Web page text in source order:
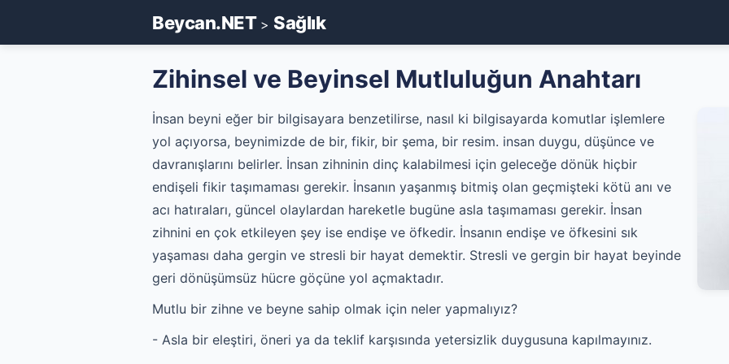
Beycan.NET> Sağlık
Zihinsel ve Beyinsel Mutluluğun Anahtarı
İnsan beyni eğer bir bilgisayara benzetilirse, nasıl ki bilgisayarda komutlar işlemlere
yol açıyorsa, beynimizde de bir, fikir, bir şema, bir resim. insan duygu, düşünce ve
davranışlarını belirler. İnsan zihninin dinç kalabilmesi için geleceğe dönük hiçbir
endişeli fikir taşımaması gerekir. İnsanın yaşanmış bitmiş olan geçmişteki kötü anı ve
acı hatıraları, güncel olaylardan hareketle bugüne asla taşımaması gerekir. İnsan
zihnini en çok etkileyen şey ise endişe ve öfkedir. İnsanın endişe ve öfkesini sık
yaşaması daha gergin ve stresli bir hayat demektir. Stresli ve gergin bir hayat beyinde
geri dönüşümsüz hücre göçüne yol açmaktadır.
Mutlu bir zihne ve beyne sahip olmak için neler yapmalıyız?
- Asla bir eleştiri, öneri ya da teklif karşısında yetersizlik duygusuna kapılmayınız.